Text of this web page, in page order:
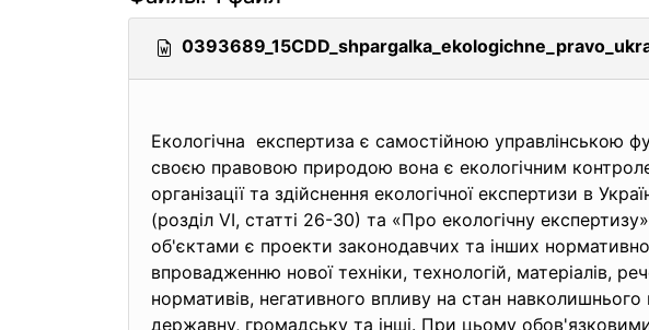
Екологічна експертиза є самостійною управлінською
своєю правовою природою вона є екологічним
організації та здійснення екологічної експертизи в
(розділ VI, статті 26-30) та «Про екологічну
об'єктами є проекти законодавчих та інших
впровадженню нової техніки, технологій, матеріалів,
нормативів, негативного впливу на стан
державну, громадську та інші. При цьому